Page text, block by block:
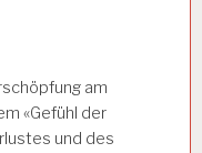
am
«Gefühl der
und des